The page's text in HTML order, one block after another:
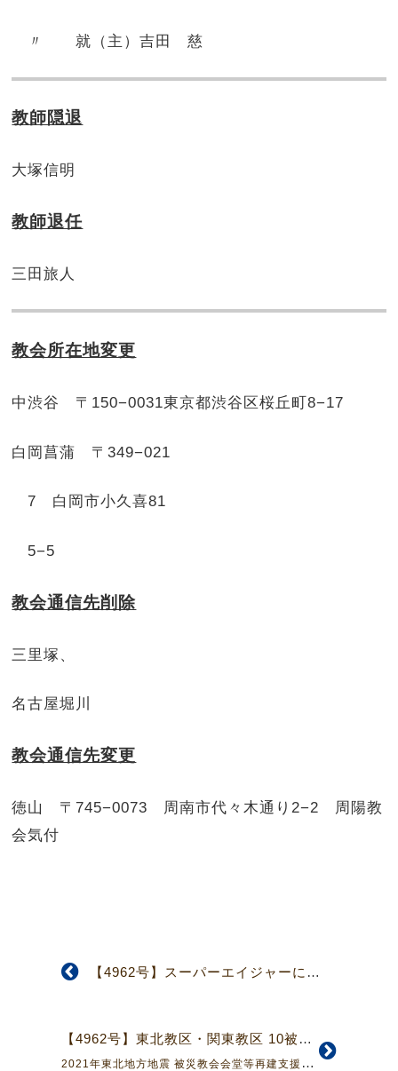
〃 就（主）吉田 慈
教師隠退
大塚信明
教師退任
三田旅人
教会所在地変更
中渋谷 〒150−0031東京都渋谷区桜丘町8−17
白岡菖蒲 〒349−021
7 白岡市小久喜81
5−5
教会通信先削除
三里塚、
名古屋堀川
教会通信先変更
徳山 〒745−0073 周南市代々木通り2−2 周陽教
会気付
【4962号】スーパーエイジャーになる(4面)
【4962号】東北教区・関東教区 10被災教会の声 （オンライン訪問）
2021年東北地方地震 被災教会会堂等再建支援委員会